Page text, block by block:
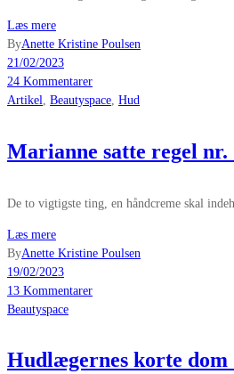
Læs mere
ByAnette Kristine Poulsen
21/02/2023
24 Kommentarer
Artikel Beautyspace Hud
Marianne satte regel nr.
De to vigtigste ting, en håndcreme skal
Læs mere
ByAnette Kristine Poulsen
19/02/2023
13 Kommentarer
Beautyspace
Hudlægernes korte dom